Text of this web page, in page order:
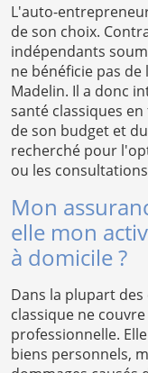
L'auto-
de son choix.
indépendants
ne bénéficie pas
Madelin. Il a donc
santé classiques
de son budget et
recherché pour
ou les
Mon
elle mon
à domicile ?
Dans la plupart
classique ne
professionnelle.
biens personnels,